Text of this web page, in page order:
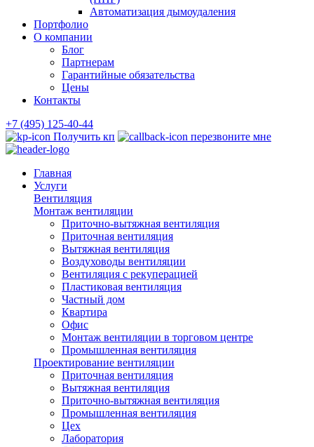
Автоматизация дымоудаления
Портфолио
О компании
Блог
Партнерам
Гарантийные обязательства
Цены
Контакты
+7 (495) 125-40-44
Получить кп
перезвоните мне
Главная
Услуги
Вентиляция
Монтаж вентиляции
Приточно-вытяжная вентиляция
Приточная вентиляция
Вытяжная вентиляция
Воздуховоды вентиляции
Вентиляция с рекуперацией
Пластиковая вентиляция
Частный дом
Квартира
Офис
Монтаж вентиляции в торговом центре
Промышленная вентиляция
Проектирование вентиляции
Приточная вентиляция
Вытяжная вентиляция
Приточно-вытяжная вентиляция
Промышленная вентиляция
Цех
Лаборатория